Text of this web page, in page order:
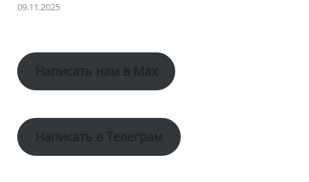
09.11.2025
Написать нам в Max
Написать в Телеграм